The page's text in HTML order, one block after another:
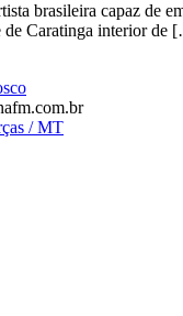
brasileira capaz de
de Caratinga interior de
/ MT